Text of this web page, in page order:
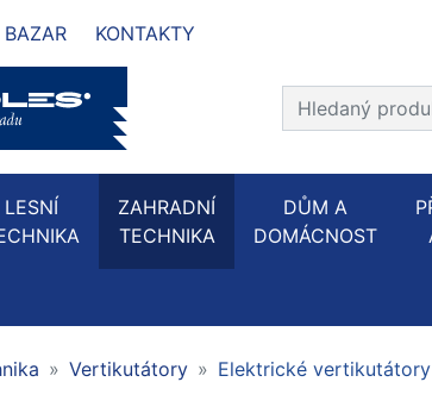
BAZAR KONTAKTY
Prohledat web
LESNÍ
ZAHRADNÍ
TECHNIKA
DŮM A
DOMÁCNOST
Vertikutátory Elektrické